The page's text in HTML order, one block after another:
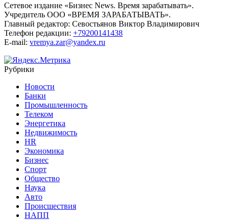
Сетевое издание «Бизнес News. Время зарабатывать».
Учредитель ООО «ВРЕМЯ ЗАРАБАТЫВАТЬ».
Главный редактор: Севостьянов Виктор Владимирович
Телефон редакции: +79200141438
E-mail: vremya.zar@yandex.ru
Рубрики
Новости
Банки
Промышленность
Телеком
Энергетика
Недвижимость
HR
Экономика
Бизнес
Спорт
Общество
Наука
Авто
Происшествия
НАПП